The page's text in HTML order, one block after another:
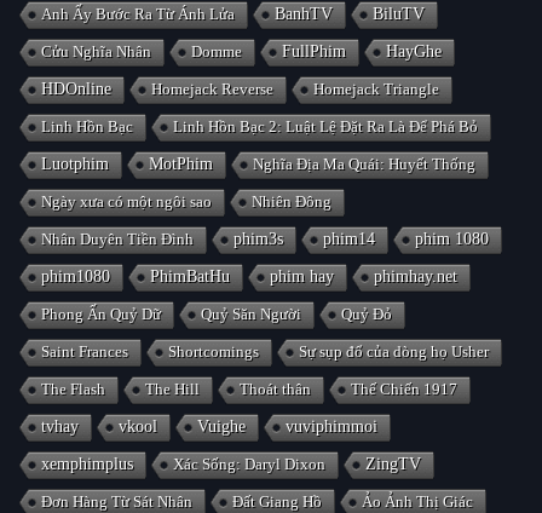
Anh Ấy Bước Ra Từ Ánh Lửa BanhTV BiluTV
Cửu Nghĩa Nhân Domme FullPhim HayGhe
HDOnline Homejack Reverse Homejack Triangle
Linh Hồn Bạc Linh Hồn Bạc 2: Luật Lệ Đặt Ra Là Để Phá Bỏ
Luotphim MotPhim Nghĩa Địa Ma Quái: Huyết Thống
Ngày xưa có một ngôi sao Nhiên Đông
Nhân Duyên Tiền Đình phim3s phim14 phim 1080
phim1080 PhimBatHu phim hay phimhay.net
Phong Ấn Quỷ Dữ Quỷ Săn Người Quỷ Đỏ
Saint Frances Shortcomings Sự sụp đổ của dòng họ Usher
The Flash The Hill Thoát thân Thế Chiến 1917
tvhay vkool Vuighe vuviphimmoi
xemphimplus Xác Sống: Daryl Dixon ZingTV
Đơn Hàng Từ Sát Nhân Đất Giang Hồ Ảo Ảnh Thị Giác